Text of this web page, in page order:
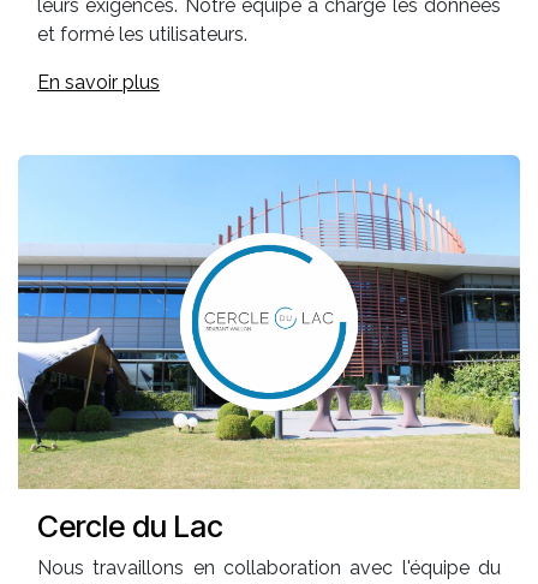
leurs exigences. Notre équipe a chargé les données
et formé les utilisateurs.
En savoir plus
Cercle du Lac
Nous travaillons en collaboration avec l'équipe du